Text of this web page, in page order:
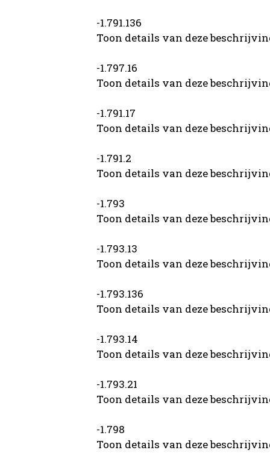
-1.791.136
Toon details van deze
-1.797.16
Toon details van deze
-1.791.17
Toon details van deze
-1.791.2
Toon details van deze
-1.793
Toon details van deze
-1.793.13
Toon details van deze
-1.793.136
Toon details van deze
-1.793.14
Toon details van deze
-1.793.21
Toon details van deze
-1.798
Toon details van deze